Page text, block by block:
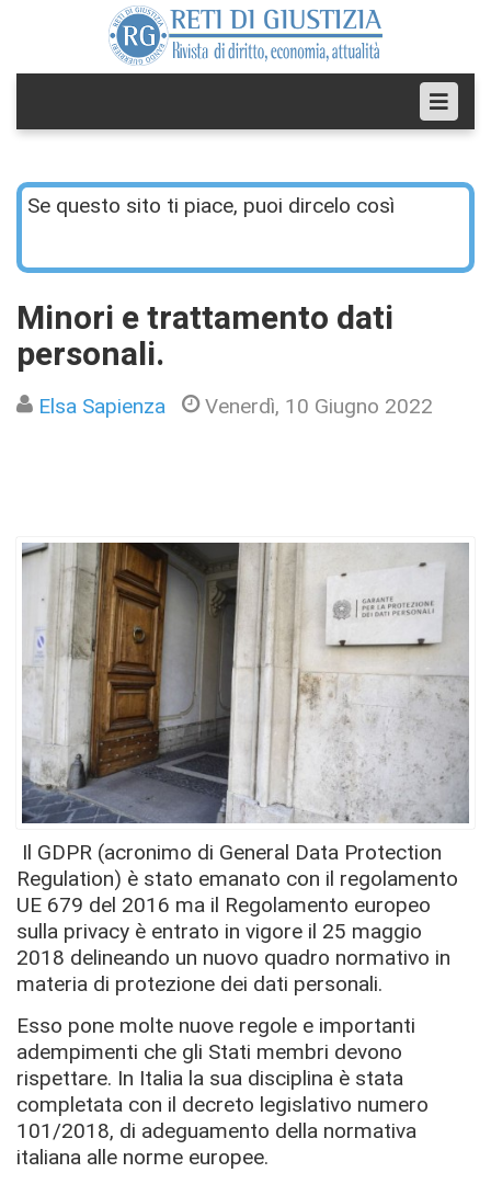
Se questo sito ti piace, puoi dircelo così
Minori e trattamento dati
personali.
Elsa Sapienza Venerdì, 10 Giugno 2022
Il GDPR (acronimo di General Data Protection
Regulation) è stato emanato con il regolamento
UE 679 del 2016 ma il Regolamento europeo
sulla privacy è entrato in vigore il 25 maggio
2018 delineando un nuovo quadro normativo in
materia di protezione dei dati personali.
Esso pone molte nuove regole e importanti
adempimenti che gli Stati membri devono
rispettare. In Italia la sua disciplina è stata
completata con il decreto legislativo numero
101/2018, di adeguamento della normativa
italiana alle norme europee.